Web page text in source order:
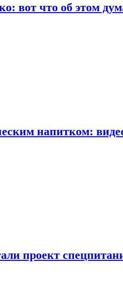
вот что об этом
напитком:
проект